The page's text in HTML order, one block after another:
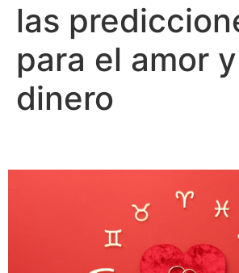
las
para el amor
dinero